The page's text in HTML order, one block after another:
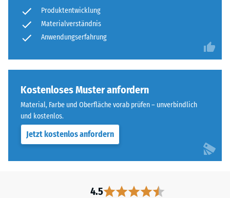
Produktentwicklung
Materialverständnis
Anwendungserfahrung
Kostenloses Muster anfordern
Material, Farbe und Oberfläche vorab prüfen – unverbindlich
und kostenlos.
Jetzt kostenlos anfordern
4.5